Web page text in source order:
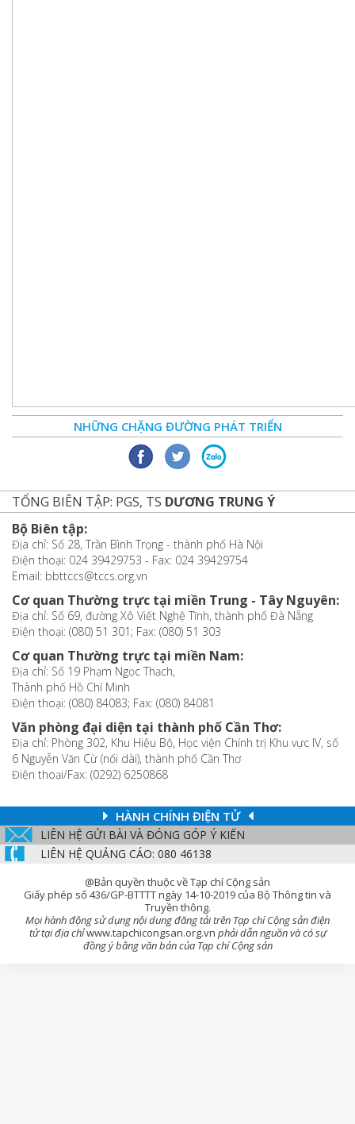
NHỮNG CHẶNG ĐƯỜNG PHÁT TRIỂN
TỔNG BIÊN TẬP: PGS, TS DƯƠNG TRUNG Ý
Bộ Biên tập:
Địa chỉ: Số 28, Trần Bình Trọng - thành phố Hà Nội
Điện thoại: 024 39429753 - Fax: 024 39429754
Email: bbttccs@tccs.org.vn
Cơ quan Thường trực tại miền Trung - Tây Nguyên:
Địa chỉ: Số 69, đường Xô Viết Nghệ Tĩnh, thành phố Đà Nẵng
Điện thoại: (080) 51 301; Fax: (080) 51 303
Cơ quan Thường trực tại miền Nam:
Địa chỉ: Số 19 Phạm Ngọc Thạch,
Thành phố Hồ Chí Minh
Điện thoại: (080) 84083; Fax: (080) 84081
Văn phòng đại diện tại thành phố Cần Thơ:
Địa chỉ: Phòng 302, Khu Hiệu Bộ, Học viện Chính trị Khu vực IV, số
6 Nguyễn Văn Cừ (nối dài), thành phố Cần Thơ
Điện thoại/Fax: (0292) 6250868
HÀNH CHÍNH ĐIỆN TỬ
LIÊN HỆ GỬI BÀI VÀ ĐÓNG GÓP Ý KIẾN
LIÊN HỆ QUẢNG CÁO: 080 46138
@Bản quyền thuộc về Tạp chí Cộng sản
Giấy phép số 436/GP-BTTTT ngày 14-10-2019 của Bộ Thông tin và
Truyền thông.
Mọi hành động sử dụng nội dung đăng tải trên Tạp chí Cộng sản điện
tử tại địa chỉwww.tapchicongsan.org.vn phải dẫn nguồn và có sự
đồng ý bằng văn bản của Tạp chí Cộng sản